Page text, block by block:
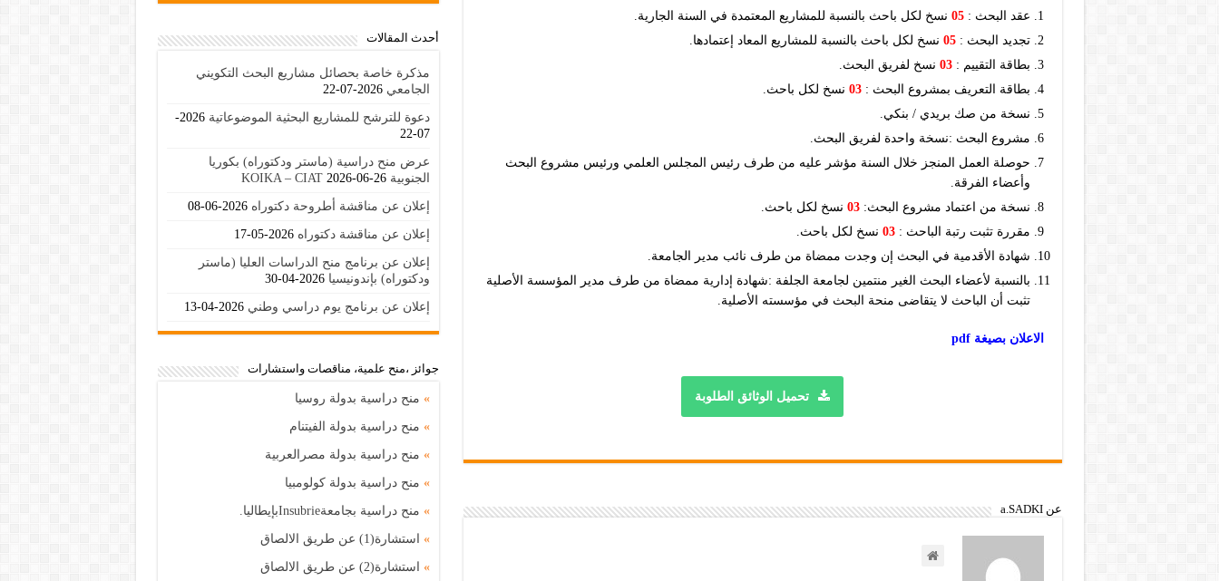
عقد البحث :05 نسخ لكل باحث بالنسبة للمشاريع المعتمدة في السنة الجارية.
تجديد البحث :05 نسخ لكل باحث بالنسبة للمشاريع المعاد إعتمادها.
بطاقة التقييم :03 نسخ لفريق البحث.
بطاقة التعريف بمشروع البحث :03 نسخ لكل باحث.
نسخة من صك بريدي / بنكي.
مشروع البحث :نسخة واحدة لفريق البحث.
حوصلة العمل المنجز خلال السنة مؤشر عليه من طرف رئيس المجلس العلمي ورئيس مشروع البحث
وأعضاء الفرقة.
نسخة من اعتماد مشروع البحث:03 نسخ لكل باحث.
مقررة تثبت رتبة الباحث :03 نسخ لكل باحث.
شهادة الأقدمية في البحث إن وجدت ممضاة من طرف نائب مدير الجامعة.
بالنسبة لأعضاء البحث الغير منتمين لجامعة الجلفة :شهادة إدارية ممضاة من طرف مدير المؤسسة الأصلية
تثبت أن الباحث لا يتقاضى منحة البحث في مؤسسته الأصلية.
الاعلان بصيغة pdf
تحميل الوثائق الطلوبة
عن a.SADKI
أحدث المقالات
مذكرة خاصة بحصائل مشاريع البحث التكويني
الجامعي 2026-07-22
دعوة للترشح للمشاريع البحثية الموضوعاتية
2026-
07-22
عرض منح دراسية (ماستر ودكتوراه) بكوريا
الجنوبية KOIKA – CIAT2026-06-26
إعلان عن مناقشة أطروحة دكتوراه 2026-06-08
إعلان عن مناقشة دكتوراه 2026-05-17
إعلان عن برنامج منح الدراسات العليا (ماستر
ودكتوراه) بإندونيسيا 2026-04-30
إعلان عن برنامج يوم دراسي وطني 2026-04-13
جوائز ،منح علمية، مناقصات واستشارات
» منح دراسية بدولة روسيا
» منح دراسية بدولة الفيتنام
» منح دراسية بدولة مصرالعربية
» منح دراسية بدولة كولومبيا
» منح دراسية بجامعةInsubrieبإيطاليا.
» استشارة(1) عن طريق الالصاق
» استشارة(2) عن طريق الالصاق